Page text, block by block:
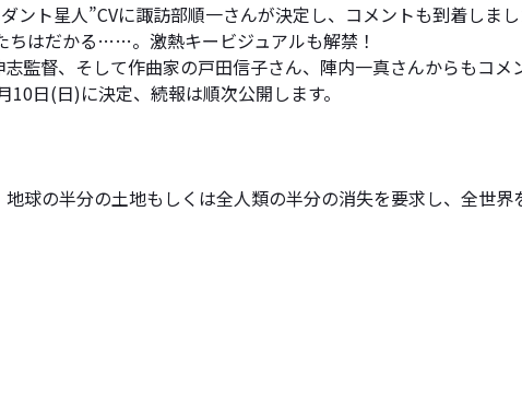
ト星人”CVに諏訪部順一さんが決定し、コメントも到着しまし
ちはだかる……。激熱キービジュアルも解禁！
監督、そして作曲家の戸田信子さん、陣内一真さんからもコメ
日(日)に決定、続報は順次公開します。
球の半分の土地もしくは全人類の半分の消失を要求し、全世界